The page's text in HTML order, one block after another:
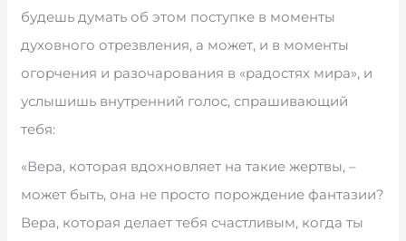
будешь думать об этом поступке в моменты
духовного отрезвления, а может, и в моменты
огорчения и разочарования в «радостях мира», и
услышишь внутренний голос, спрашивающий
тебя:
«Вера, которая вдохновляет на такие жертвы, –
может быть, она не просто порождение фантазии?
Вера, которая делает тебя счастливым, когда ты